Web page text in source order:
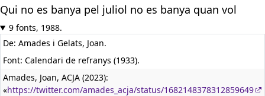
Qui no es banya pel juliol no es banya quan vol
9 fonts, 1988.
De: Amades i Gelats, Joan.
Font: Calendari de refranys (1933).
Amades, Joan, ACJA (2023):
«https://twitter.com/amades_acja/status/1682148378312859649